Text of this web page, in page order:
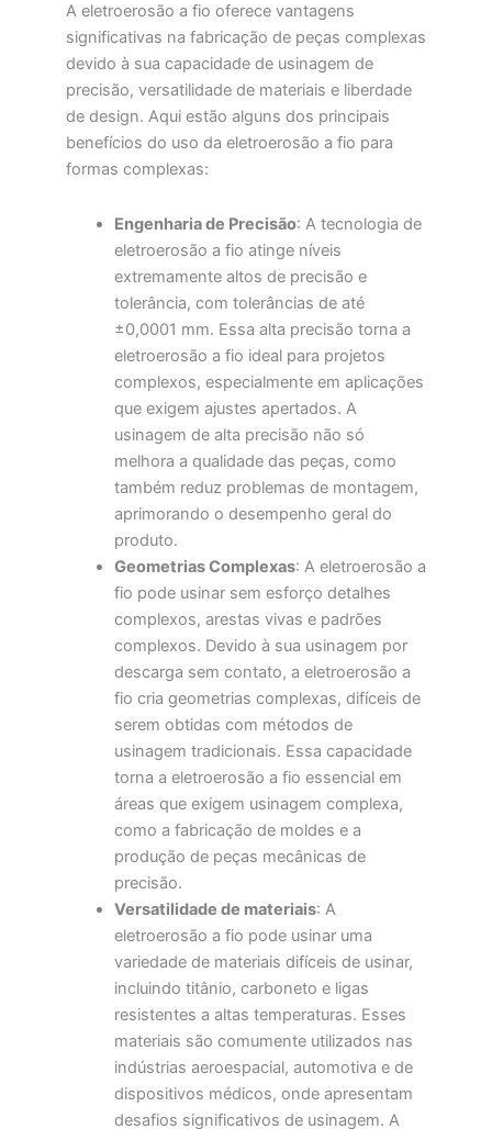
A eletroerosão a fio oferece vantagens
significativas na fabricação de peças complexas
devido à sua capacidade de usinagem de
precisão, versatilidade de materiais e liberdade
de design. Aqui estão alguns dos principais
benefícios do uso da eletroerosão a fio para
formas complexas:
Engenharia de Precisão: A tecnologia de
eletroerosão a fio atinge níveis
extremamente altos de precisão e
tolerância, com tolerâncias de até
±0,0001 mm. Essa alta precisão torna a
eletroerosão a fio ideal para projetos
complexos, especialmente em aplicações
que exigem ajustes apertados. A
usinagem de alta precisão não só
melhora a qualidade das peças, como
também reduz problemas de montagem,
aprimorando o desempenho geral do
produto.
Geometrias Complexas: A eletroerosão a
fio pode usinar sem esforço detalhes
complexos, arestas vivas e padrões
complexos. Devido à sua usinagem por
descarga sem contato, a eletroerosão a
fio cria geometrias complexas, difíceis de
serem obtidas com métodos de
usinagem tradicionais. Essa capacidade
torna a eletroerosão a fio essencial em
áreas que exigem usinagem complexa,
como a fabricação de moldes e a
produção de peças mecânicas de
precisão.
Versatilidade de materiais: A
eletroerosão a fio pode usinar uma
variedade de materiais difíceis de usinar,
incluindo titânio, carboneto e ligas
resistentes a altas temperaturas. Esses
materiais são comumente utilizados nas
indústrias aeroespacial, automotiva e de
dispositivos médicos, onde apresentam
desafios significativos de usinagem. A